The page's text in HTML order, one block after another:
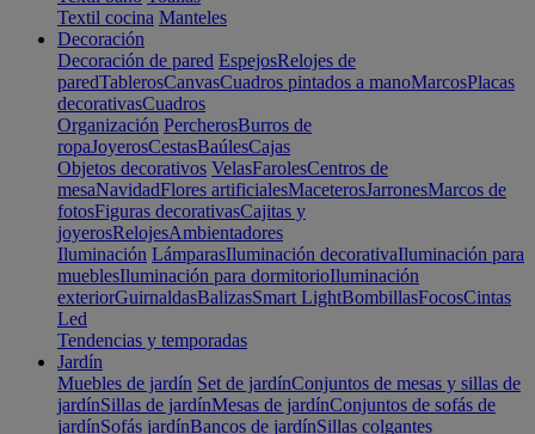
Textil cocina Manteles
Decoración
Decoración de pared EspejosRelojes de
paredTablerosCanvasCuadros pintados a manoMarcosPlacas
decorativasCuadros
Organización PercherosBurros de
ropaJoyerosCestasBaúlesCajas
Objetos decorativos VelasFarolesCentros de
mesaNavidadFlores artificialesMaceterosJarronesMarcos de
fotosFiguras decorativasCajitas y
joyerosRelojesAmbientadores
Iluminación LámparasIluminación decorativaIluminación para
mueblesIluminación para dormitorioIluminación
exteriorGuirnaldasBalizasSmart LightBombillasFocosCintas
Led
Tendencias y temporadas
Jardín
Muebles de jardín Set de jardínConjuntos de mesas y sillas de
jardínSillas de jardínMesas de jardínConjuntos de sofás de
jardínSofás jardínBancos de jardínSillas colgantes